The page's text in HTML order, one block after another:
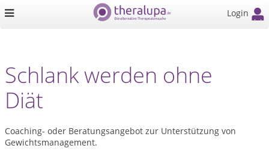
Login
Schlank werden ohne
Diät
Coaching- oder Beratungsangebot zur Unterstützung von
Gewichtsmanagement.